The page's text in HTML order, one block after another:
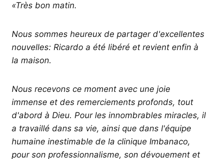
«Très bon matin.
Nous sommes heureux de partager d'excellentes
nouvelles: Ricardo a été libéré et revient enfin à
la maison.
Nous recevons ce moment avec une joie
immense et des remerciements profonds, tout
d'abord à Dieu. Pour les innombrables miracles, il
a travaillé dans sa vie, ainsi que dans l'équipe
humaine inestimable de la clinique Imbanaco,
pour son professionnalisme, son dévouement et